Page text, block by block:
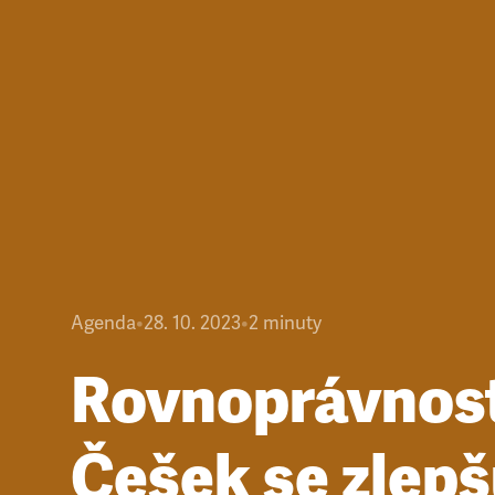
Agenda•28. 10. 2023•2 minuty
Češek se